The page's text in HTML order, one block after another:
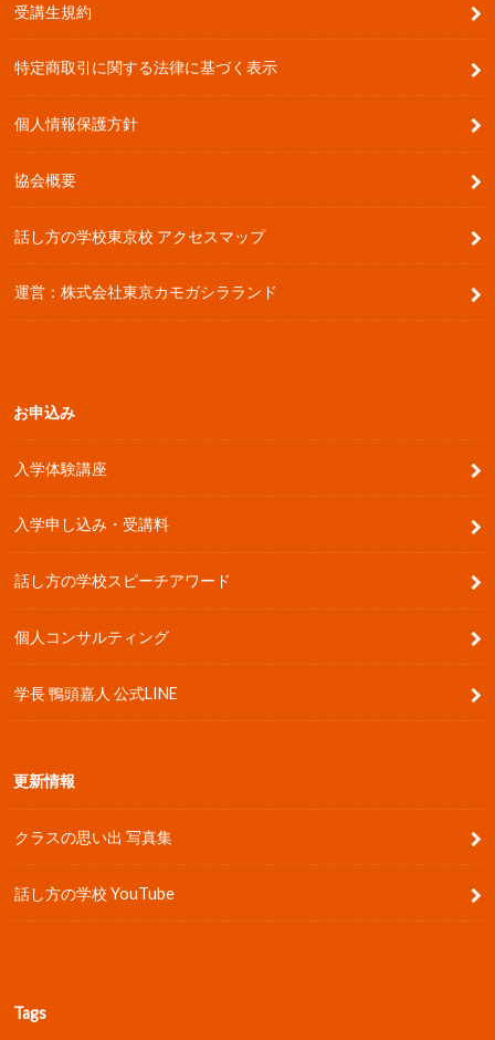
受講生規約
特定商取引に関する法律に基づく表示
個人情報保護方針
協会概要
話し方の学校東京校 アクセスマップ
運営：株式会社東京カモガシラランド
お申込み
入学体験講座
入学申し込み・受講料
話し方の学校スピーチアワード
個人コンサルティング
学長 鴨頭嘉人 公式LINE
更新情報
クラスの思い出 写真集
話し方の学校 YouTube
Tags